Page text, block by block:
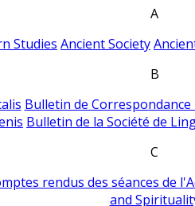
A
Studies Ancient Society
B
Bulletin de Correspondance
Bulletin de la Société de
C
rendus des séances de
and